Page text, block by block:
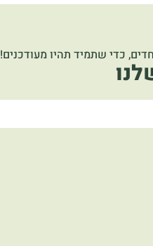
כדי שתמיד תהיו מעודכנים!